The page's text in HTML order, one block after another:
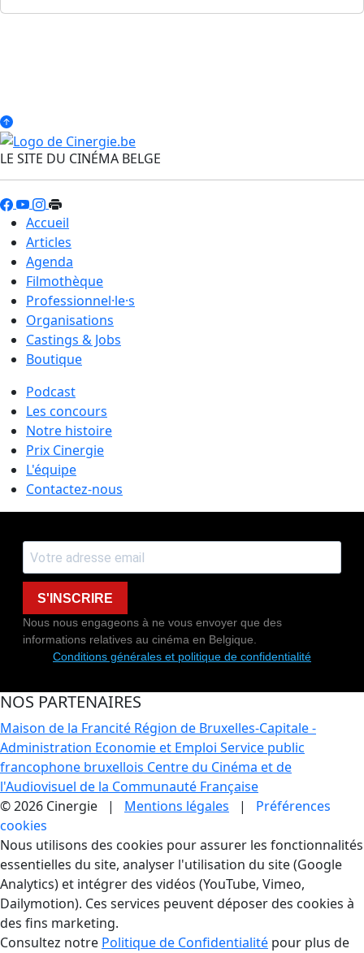
LE SITE DU CINÉMA BELGE
Accueil
Articles
Agenda
Filmothèque
Professionnel·le·s
Organisations
Castings & Jobs
Boutique
Podcast
Les concours
Notre histoire
Prix Cinergie
L'équipe
Contactez-nous
S'INSCRIRE
Nous nous engageons à ne vous envoyer que des
informations relatives au cinéma en Belgique.
Conditions générales et politique de confidentialité
NOS PARTENAIRES
Maison de la Francité Région de Bruxelles-Capitale -
Administration Economie et Emploi Service public
francophone bruxellois Centre du Cinéma et de
l'Audiovisuel de la Communauté Française
© 2026 Cinergie | Mentions légales | Préférences
cookies
Gestion des Cookies
Nous utilisons des cookies pour assurer les fonctionnalités
essentielles du site, analyser l'utilisation du site (Google
Analytics) et intégrer des vidéos (YouTube, Vimeo,
Dailymotion). Ces services peuvent déposer des cookies à
des fins marketing.
Consultez notre Politique de Confidentialité pour plus de